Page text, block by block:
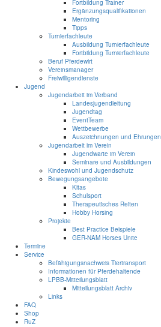
Fortbildung Trainer
Ergänzungsqualifikationen
Mentoring
Tipps
Turnierfachleute
Ausbildung Turnierfachleute
Fortbildung Turnierfachleute
Beruf Pferdewirt
Vereinsmanager
Freiwilligendienste
Jugend
Jugendarbeit im Verband
Landesjugendleitung
Jugendtag
EventTeam
Wettbewerbe
Auszeichnungen und Ehrungen
Jugendarbeit im Verein
Jugendwarte im Verein
Seminare und Ausbildungen
Kindeswohl und Jugendschutz
Bewegungsangebote
Kitas
Schulsport
Therapeutisches Reiten
Hobby Horsing
Projekte
Best Practice Beispiele
GER-NAM Horses Unite
Termine
Service
Befähigungsnachweis Tiertransport
Informationen für Pferdehaltende
LPBB-Mitteilungsblatt
Mitteilungsblatt Archiv
Links
FAQ
Shop
RuZ